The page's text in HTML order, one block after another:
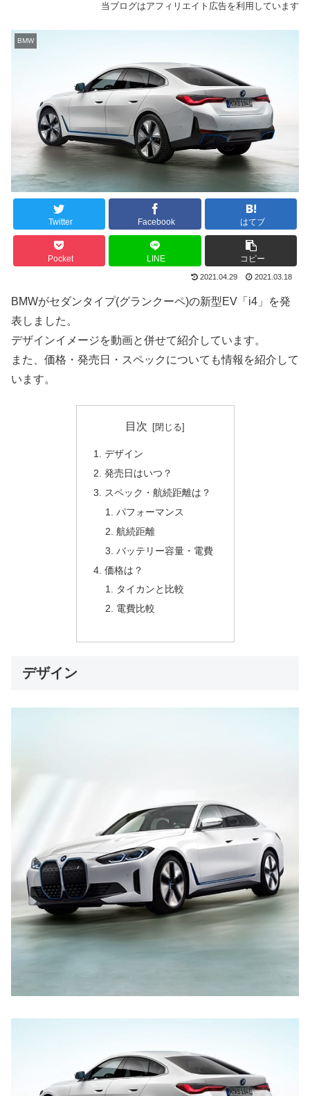
当ブログはアフィリエイト広告を利用しています
BMW
Twitter Facebook はてブ
Pocket LINE コピー
2021.04.29 2021.03.18
BMWがセダンタイプ(グランクーペ)の新型EV「i4」を発
表しました。
デザインイメージを動画と併せて紹介しています。
また、価格・発売日・スペックについても情報を紹介して
います。
目次
デザイン
発売日はいつ？
スペック・航続距離は？
パフォーマンス
航続距離
バッテリー容量・電費
価格は？
タイカンと比較
電費比較
デザイン